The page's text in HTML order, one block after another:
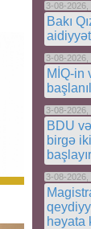
3-08-2026,
Bakı
3-08-2026,
MİQ-in
3-08-2026,
BDU
birgə
başlayır
3-08-2026,
həyata